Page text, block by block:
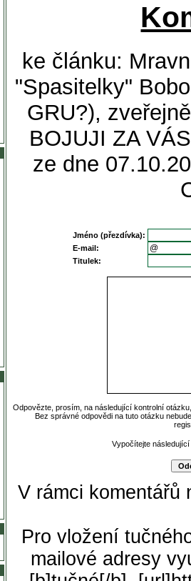
ke článku:
"Spasitelky"
GRU?),
BOJUJI ZA
ze dne
Jméno (přezdívka):
E-mail:
Titulek:
Odpovězte, prosím, na následující kontrolní
Bez správné odpovědi na tuto otázku
Vypočítejte
V rámci komentářů
Pro vložení
mailové adresy